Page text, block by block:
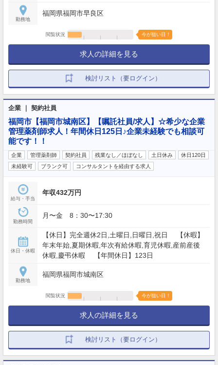
勤務地
福岡県福岡市早良区
閲覧状況 今が狙い目！
求人の詳細を見る
検討リスト（要ログイン）
企業 ｜ 契約社員
福岡市【福岡市城南区】【嘱託社員/求人】☆希少な企業
管理薬剤師求人！年間休日125日♪企業未経験でも相談可
能です！！
企業 管理薬剤師 契約社員 残業なし／ほぼなし 土日休み
休日120日
未経験可
ブランク可 コンサルタントを経由する求人
給与・手当
年収432万円
勤務時間
月〜金 8：30〜17:30
休日・休暇
【休日】完全週休2日,土曜日,日曜日,祝日 【休暇】
年末年始,夏期休暇,年次有給休暇,育児休暇,産前産後
休暇,慶弔休暇 【年間休日】123日
勤務地
福岡県福岡市城南区
閲覧状況 今が狙い目！
求人の詳細を見る
検討リスト（要ログイン）